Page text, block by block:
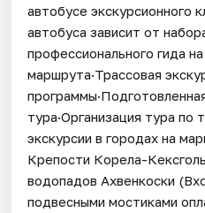
автобусе экскурсионного
автобуса зависит от
профессионального гида
маршрута·Трассовая
тура·Организация тура по
экскурсии в городах на
Крепости Корела-
водопадов Ахвенкоски
подвесными мостиками